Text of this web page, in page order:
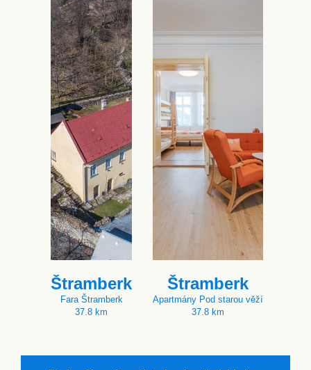
Štramberk
Fara Štramberk
37.8 km
Štramberk
Apartmány Pod starou věží
37.8 km